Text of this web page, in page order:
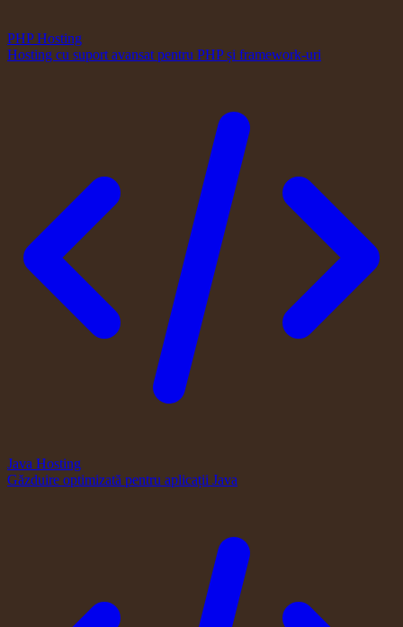
PHP Hosting
Hosting cu suport avansat pentru PHP și framework-uri
Java Hosting
Găzduire optimizată pentru aplicații Java